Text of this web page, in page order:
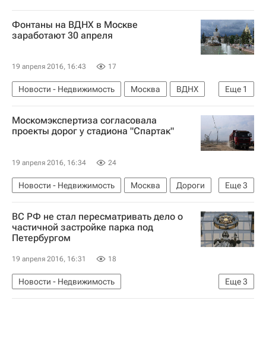
Фонтаны на ВДНХ в Москве
заработают 30 апреля
19 апреля 2016, 16:43 17
Еще 1
Новости - Недвижимость Москва
ВДНХ
Россия
Москомэкспертиза согласовала
проекты дорог у стадиона "Спартак"
19 апреля 2016, 16:34 24
Еще3
Новости - Недвижимость Москва
Дороги
Инфраструктура
Проектирование Россия
ВС РФ не стал пересматривать дело о
частичной застройке парка под
Петербургом
19 апреля 2016, 16:31 18
Еще3
Новости - Недвижимость
Ленинградская область
Земельные участки